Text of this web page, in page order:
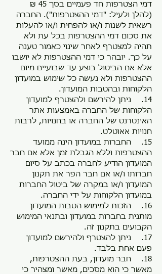
דמי הצטרפות חד פעמיים בסך 45 ₪
(להלן ולעיל: "דמי ההצטרפות"). החברה
רשאית לשנות ו/או להפחית ו/או להעלות
את סכום דמי ההצטרפות בכל עת ולא
תהיה למצטרף לאחר שינוי כאמור טענה
על כך. יובהר כי דמי ההצטרפות לא יושבו
אלא אם הביטול בוצע עד שבועיים מיום
ההצטרפות ולא נעשה כל שימוש במועדון
הלקוחות ובהטבות המועדון.
14. ניתן להירשם ולהצטרף למועדון
הלקוחות של החברה באמצעות אתר
האינטרנט של החברה או בחנויות, לרבות
חנויות אאוטלט.
15. החברות במועדון הינה ממועד
ההצטרפות וללא הגבלת זמן אלא אם חבר
המועדון הודיע לחברה בכתב על סיום
חברותו ו/או אם חבר הפר את תקנון
המועדון ו/או במקרה של ביטול החברות
במועדון הלקוחות על ידי החברה.
16. הזכות למימוש הטבות המועדון
מותנית בחברות במועדון ובתנאי המימוש
הקבועים בתקנון זה.
17. ניתן להצטרף ולהירשם למועדון
פעם אחת בלבד.
18. חבר מועדון, בעת ההצטרפות,
מאשר כי הוא מסכים, מאשר ומצהיר כי